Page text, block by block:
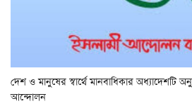
দেশ ও মানুষের স্বার্থে মানবাধিকার
আন্দোলন